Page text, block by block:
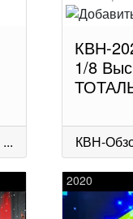
...
КВН-
1/8
КВН-
2020